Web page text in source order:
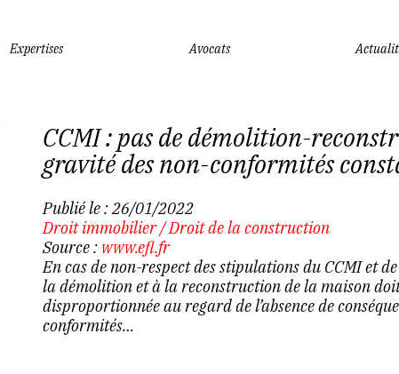
Expertises Avocats
CCMI : pas de démolition-
gravité des non-conformités
Publié le :26/01/2022
Droit immobilier/Droit de la construction
Source : www.efl.fr
En cas de non-respect des stipulations du CCMI et
la démolition et à la reconstruction de la maison doit
disproportionnée au regard de l’absence de
conformités…